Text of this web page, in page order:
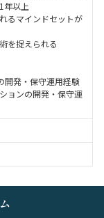
年以上
るマインドセットが
を捉えられる
開発・保守運用経験
ョンの開発・保守運